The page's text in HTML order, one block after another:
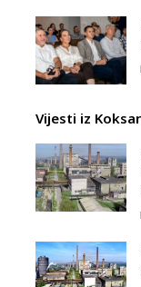
Vijesti iz